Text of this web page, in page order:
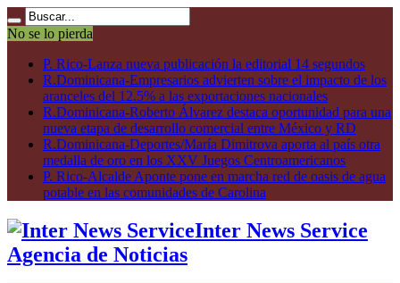
No se lo pierda
P. Rico-Lanza nueva publicación la editorial 14 segundos
R.Dominicana-Empresarios advierten sobre el impacto de los
aranceles del 12.5% a las exportaciones nacionales
R.Dominicana-Roberto Álvarez destaca oportunidad para una
nueva etapa de desarrollo comercial entre México y RD
R.Dominicana-Deportes/María Dimitrova aporta al país otra
medalla de oro en los XXV Juegos Centroamericanos
P. Rico-Alcalde Aponte pone en marcha red de oasis de agua
potable en las comunidades de Carolina
Inter News Service
Agencia de Noticias